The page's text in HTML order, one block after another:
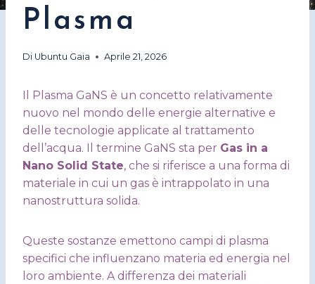
Plasma
Di Ubuntu Gaia Aprile 21, 2026
Il Plasma GaNS è un concetto relativamente
nuovo nel mondo delle energie alternative e
delle tecnologie applicate al trattamento
dell’acqua. Il termine GaNS sta per Gas in a
Nano Solid State, che si riferisce a una forma di
materiale in cui un gas è intrappolato in una
nanostruttura solida.
Queste sostanze emettono campi di plasma
specifici che influenzano materia ed energia nel
loro ambiente. A differenza dei materiali